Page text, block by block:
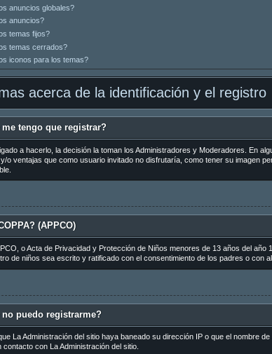
anuncios globales?
anuncios?
temas fijos?
temas cerrados?
iconos para los temas?
acerca de la identificación y el registro
me tengo que registrar?
a hacerlo, la decisión la toman los Administradores y Moderadores. En
o ventajas que como usuario invitado no disfrutaría, como tener su imagen
(APPCO)
o Acta de Privacidad y Protección de Niños menores de 13 años del
de niños sea escrito y ratificado con el consentimiento de los padres o con
no puedo registrarme?
La Administración del sitio haya baneado su dirección IP o que el nombre
contacto con La Administración del sitio.